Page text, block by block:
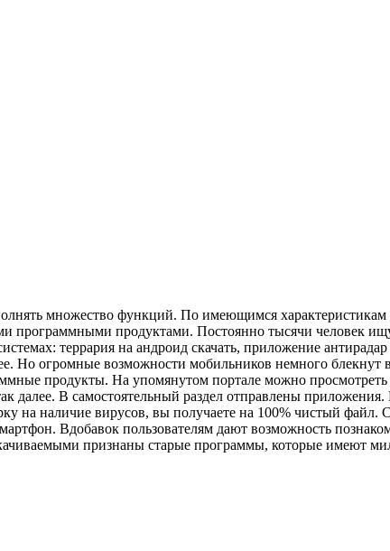
множество функций. По имеющимся характеристикам
программными продуктами. Постоянно тысячи человек
террария на андроид скачать, приложение антирадар
Но огромные возможности мобильников немного блекнут
продукты. На упомянутом портале можно
далее. В самостоятельный раздел отправлены
на наличие вирусов, вы получаете на 100% чистый файл.
Вдобавок пользователям дают возможность
признаны старые программы, которые имеют